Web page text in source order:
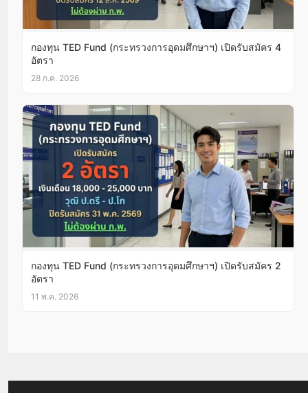
กองทุน TED Fund (กระทรวงการอุดมศึกษาฯ) เปิดรับสมัคร 4
อัตรา
28 ก.ค. 2026
กองทุน TED Fund (กระทรวงการอุดมศึกษาฯ) เปิดรับสมัคร 2
อัตรา
11 พ.ค. 2026